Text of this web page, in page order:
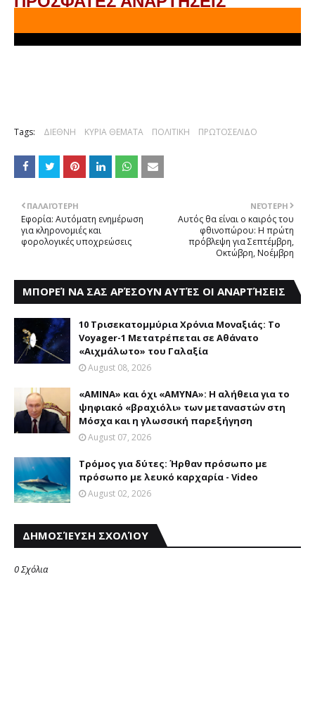
Tags: ΔΙΕΘΝΗ ΚΥΡΙΑ ΘΕΜΑΤΑ ΠΟΛΙΤΙΚΗ ΠΡΩΤΟΣΕΛΙΔΟ
ΝΕΌΤΕΡΗ
Aυτός θα είναι o καιρός του
φθινοπώρου: H πρώτη
πρόβλεψη για Σεπτέμβρη,
Οκτώβρη, Νοέμβρη
ΠΑΛΑΙΌΤΕΡΗ
Eφορία: Aυτόματη ενημέρωση
για κληρονομιές και
φoρολογικές υποχρεώσεις
ΜΠΟΡΕΊ ΝΑ ΣΑΣ ΑΡΈΣΟΥΝ ΑΥΤΈΣ ΟΙ ΑΝΑΡΤΉΣΕΙΣ
10 Τρισεκατομμύρια Χρόνια Μοναξιάς: Το
Voyager-1 Μετατρέπεται σε Αθάνατο
«Αιχμάλωτο» του Γαλαξία
August 08, 2026
«AMINA» και όχι «ΑΜΥΝΑ»: Η αλήθεια για το
ψηφιακό «βραχιόλι» των μεταναστών στη
Μόσχα και η γλωσσική παρεξήγηση
August 07, 2026
Τρόμος για δύτες: Ήρθαν πρόσωπο με
πρόσωπο με λευκό καρχαρία - Video
August 02, 2026
ΔΗΜΟΣΊΕΥΣΗ ΣΧΟΛΊΟΥ
0 Σχόλια